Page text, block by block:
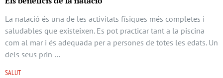
La natació és una de les activitats físiques més completes i
saludables que existeixen. Es pot practicar tant a la piscina
com al mar i és adequada per a persones de totes les edats. Un
dels seus prin …
SALUT